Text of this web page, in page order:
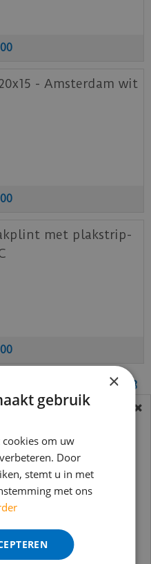
00
- Amsterdam wit
00
met plakstrip-
00
54 38
ook mooi!
periode zijn wij
helaas niet
verwerkt
dan wat je van ons
bereiken via
×
gebruik
cookies om uw
Door
stemt u in met
met ons